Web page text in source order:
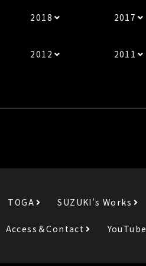
2018 2017
2012 2011
TOGA SUZUKI's Works
Access＆Contact YouTube